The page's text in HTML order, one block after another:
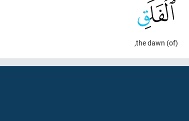
(of) the dawn,